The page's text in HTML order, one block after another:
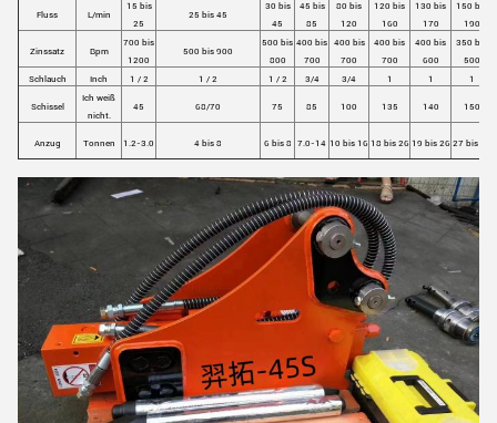
Fluss L/min
15 bis
25
25 bis 45
30 bis
45
45 bis
85
80 bis
120
120 bis
160
130 bis
170
150 bis
190
Zinssatz Bpm
700 bis
1200
500 bis 900
500 bis
800
400 bis
700
400 bis
700
400 bis
700
400 bis
600
350 bis
500
Schlauch
Inch 1 / 2 1 / 2 1 / 2 3/4 3/4 1 1 1
Schissel
Ich weiß
nicht.
45 68/70 75 85 100 135 140 150
Anzug Tonnen 1.2-3.0 4 bis 8 6 bis 8 7.0-14 10 bis 16 18 bis 26 19 bis 26 27 bis 38